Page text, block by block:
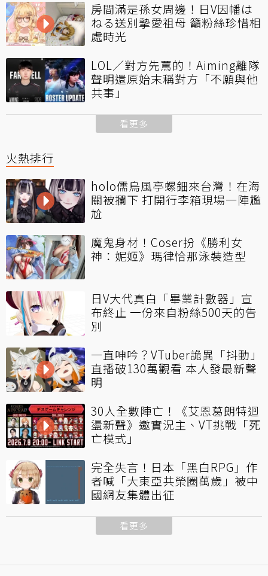
房間滿是孫女周邊！日V因幡は
ねる送別摯愛祖母 籲粉絲珍惜相
處時光
LOL／對方先罵的！Aiming離隊
聲明還原始末稱對方「不願與他
共事」
看更多
火熱排行
holo儒烏風亭螺鈿來台灣！在海
關被攔下 打開行李箱現場一陣尷
尬
魔鬼身材！Coser扮《勝利女
神：妮姬》瑪律恰那泳裝造型
日V大代真白「畢業計數器」宣
布終止 一份來自粉絲500天的告
別
一直呻吟？VTuber詭異「抖動」
直播破130萬觀看 本人發最新聲
明
30人全數陣亡！《艾恩葛朗特迴
盪新聲》邀實況主、VT挑戰「死
亡模式」
完全失言！日本「黑白RPG」作
者喊「大東亞共榮圈萬歲」被中
國網友集體出征
看更多